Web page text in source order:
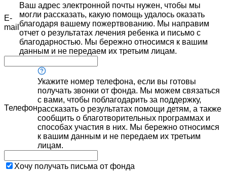
E-
mail
Ваш адрес электронной почты нужен, чтобы мы
могли рассказать, какую помощь удалось оказать
благодаря вашему пожертвованию. Мы направим
отчет о результатах лечения ребенка и письмо с
благодарностью. Мы бережно относимся к вашим
данным и не передаем их третьим лицам.
Телефон
Укажите номер телефона, если вы готовы
получать звонки от фонда. Мы можем связаться
с вами, чтобы поблагодарить за поддержку,
рассказать о результатах помощи детям, а также
сообщить о благотворительных программах и
способах участия в них. Мы бережно относимся
к вашим данным и не передаем их третьим
лицам.
Хочу получать письма от фонда